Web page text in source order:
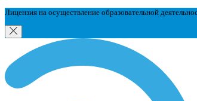
Лицензия на осуществление образовательной